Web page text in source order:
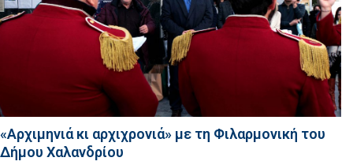
«Αρχιμηνιά κι αρχιχρονιά» με τη Φιλαρμονική του
Δήμου Χαλανδρίου